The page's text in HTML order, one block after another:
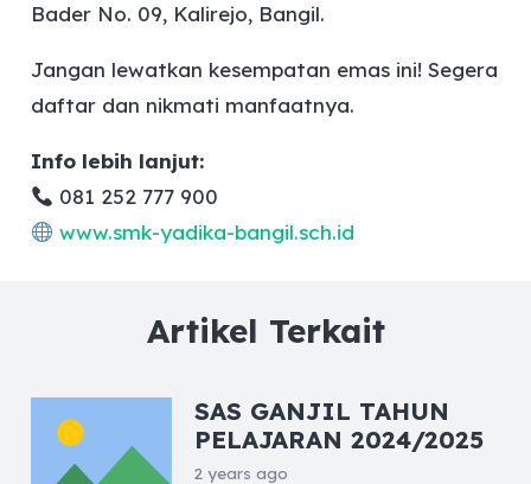
Bader No. 09, Kalirejo, Bangil.
Jangan lewatkan kesempatan emas ini! Segera
daftar dan nikmati manfaatnya.
Info lebih lanjut:
081 252 777 900
www.smk-yadika-bangil.sch.id
Artikel Terkait
SAS GANJIL TAHUN
PELAJARAN 2024/2025
2 years ago